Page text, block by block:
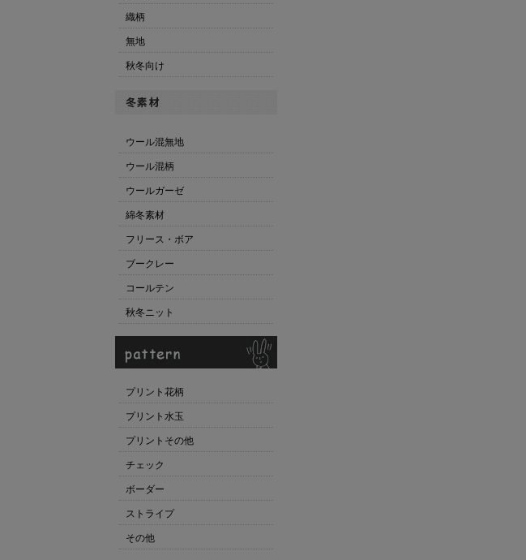
織柄
無地
秋冬向け
ウール混無地
ウール混柄
ウールガーゼ
綿冬素材
フリース・ボア
ブークレー
コールテン
秋冬ニット
プリント花柄
プリント水玉
プリントその他
チェック
ボーダー
ストライプ
その他